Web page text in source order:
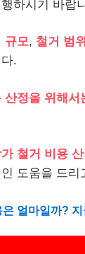
하시기 바랍
규모, 철거 범위
.
산정을 위해서
철거 비용
도움을 드리
얼마일까?